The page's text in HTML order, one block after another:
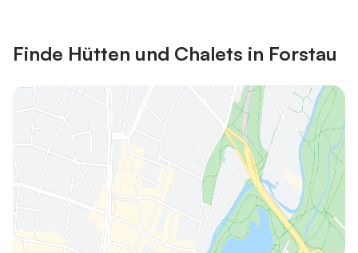
Finde Hütten und Chalets in Forstau